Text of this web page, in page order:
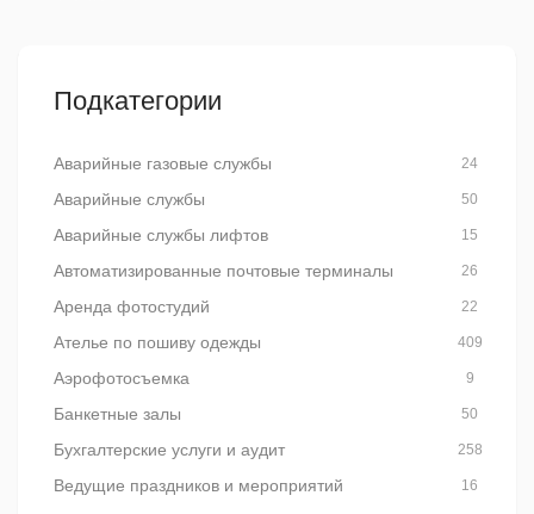
Подкатегории
Аварийные газовые службы 24
Аварийные службы 50
Аварийные службы лифтов 15
Автоматизированные почтовые терминалы 26
Аренда фотостудий 22
Ателье по пошиву одежды 409
Аэрофотосъемка 9
Банкетные залы 50
Бухгалтерские услуги и аудит 258
Ведущие праздников и мероприятий 16